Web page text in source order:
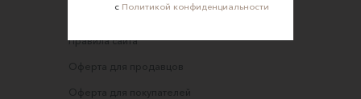
Соглашение об оказании услуг
Правила сайта
Оферта для продавцов
Оферта для покупателей
с Политикой конфиденциальности